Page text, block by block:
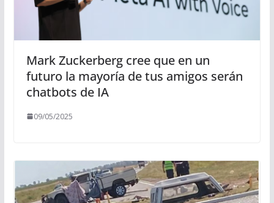
Mark Zuckerberg cree que en un
futuro la mayoría de tus amigos serán
chatbots de IA
09/05/2025